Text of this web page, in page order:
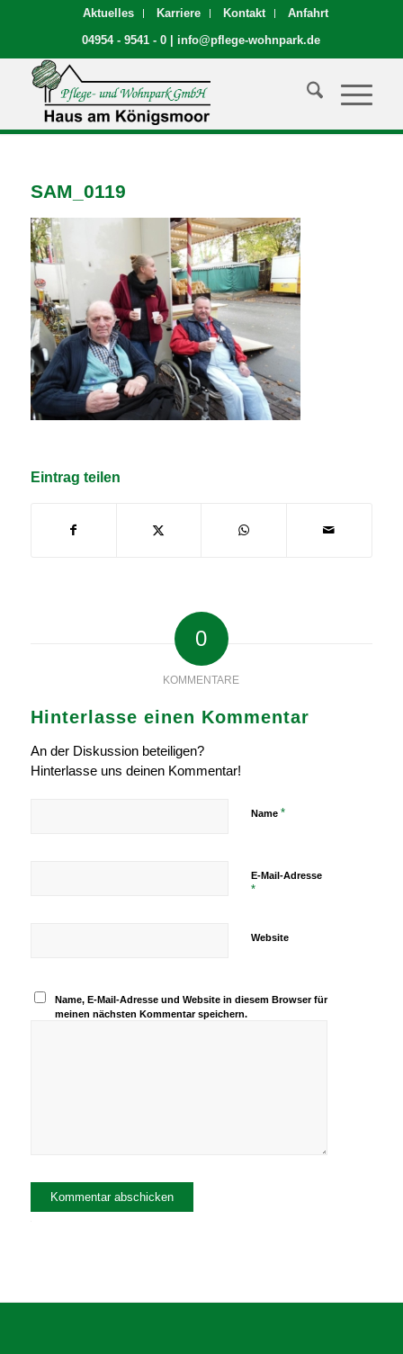
Aktuelles Karriere Kontakt
Anfahrt
04954 - 9541 - 0
info@pflege-wohnpark.de
SAM_0119
Eintrag teilen
0
KOMMENTARE
Hinterlasse einen Kommentar
An der Diskussion beteiligen?
Hinterlasse uns deinen Kommentar!
Name *
E-Mail-Adresse
*
Website
Name, E-Mail-Adresse und Website in diesem Browser für
meinen nächsten Kommentar speichern.